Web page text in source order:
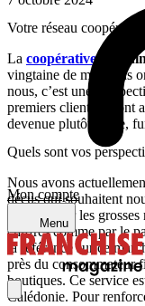
Mon compte
Menu
Votre réseau coopératif
La coopérative
vingtaine de magasins
nous, c’est une
premiers clients auront
devenue plutôt jeune,
Quels sont vos
Nous avons
déçus qui souhaitent
maillage sur les
chiffrés comme par le
la référence sur ce
près du consommateur
boutiques. Ce service
Calédonie. Pour